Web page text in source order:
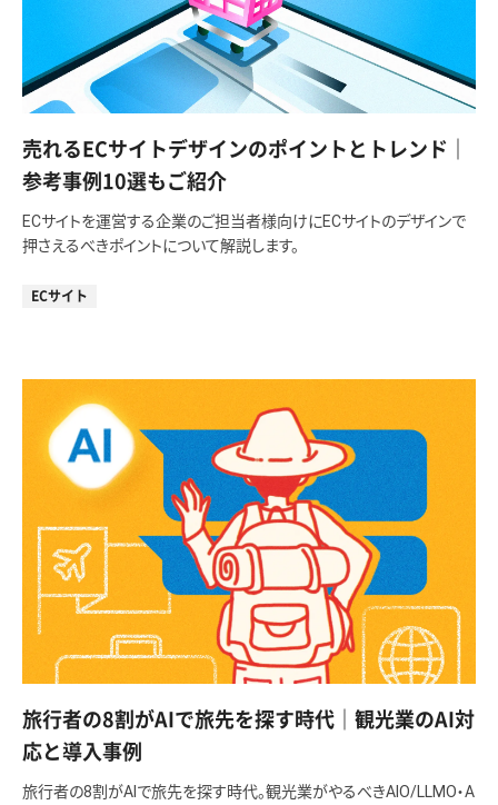
売れるECサイトデザインのポイントとトレンド｜
参考事例10選もご紹介
ECサイトを運営する企業のご担当者様向けにECサイトのデザインで
押さえるべきポイントについて解説します。
ECサイト
旅行者の8割がAIで旅先を探す時代｜観光業のAI対
応と導入事例
旅行者の8割がAIで旅先を探す時代。観光業がやるべきAIO/LLMO・A